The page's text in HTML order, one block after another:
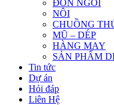
ĐÔN NGỒI
NÔI
CHUỒNG
MŨ – DÉP
HÀNG MAY
SẢN PHẨM
Tin tức
Dự án
Hỏi đáp
Liên Hệ